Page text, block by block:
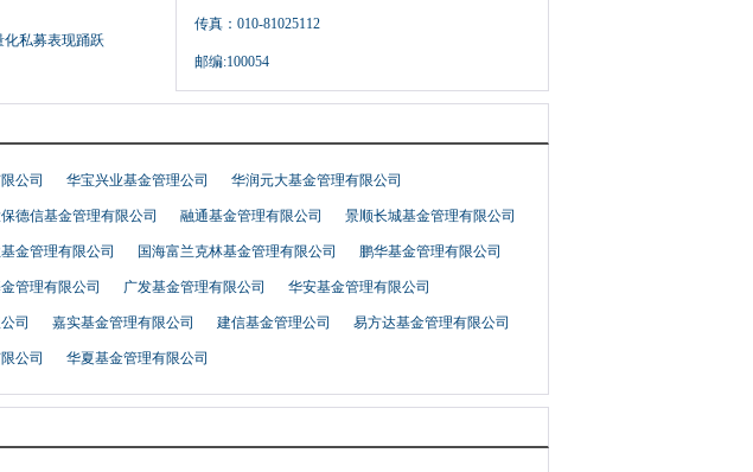
化私募表现踊跃
传真：010-81025112
邮编:100054
公司 华宝兴业基金管理公司 华润元大基金管理有限公司
德信基金管理有限公司 融通基金管理有限公司 景顺长城基金管理有限公司
金管理有限公司 国海富兰克林基金管理有限公司 鹏华基金管理有限公司
管理有限公司 广发基金管理有限公司 华安基金管理有限公司
司 嘉实基金管理有限公司 建信基金管理公司 易方达基金管理有限公司
公司 华夏基金管理有限公司